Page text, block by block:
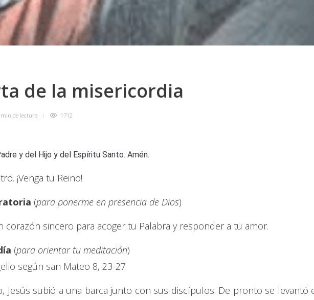
de la misericordia
de lectura 1712
y del Hijo y del Espíritu Santo. Amén.
¡Venga tu Reino!
(para ponerme en presencia de Dios)
corazón sincero para acoger tu Palabra y responder a tu amor.
(para orientar tu meditación)
según san Mateo 8, 23-27
Jesús subió a una barca junto con sus discípulos. De pronto se levantó